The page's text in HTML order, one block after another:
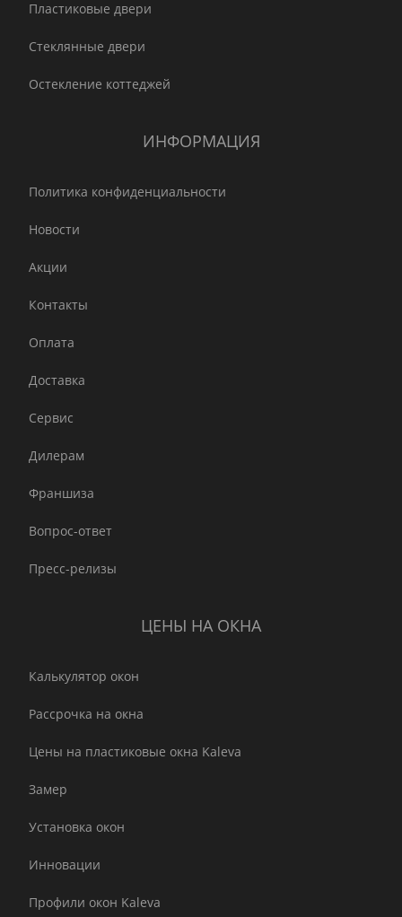
Пластиковые двери
Стеклянные двери
Остекление коттеджей
ИНФОРМАЦИЯ
Политика конфиденциальности
Новости
Акции
Контакты
Оплата
Доставка
Сервис
Дилерам
Франшиза
Вопрос-ответ
Пресс-релизы
ЦЕНЫ НА ОКНА
Калькулятор окон
Рассрочка на окна
Цены на пластиковые окна Kaleva
Замер
Установка окон
Инновации
Профили окон Kaleva